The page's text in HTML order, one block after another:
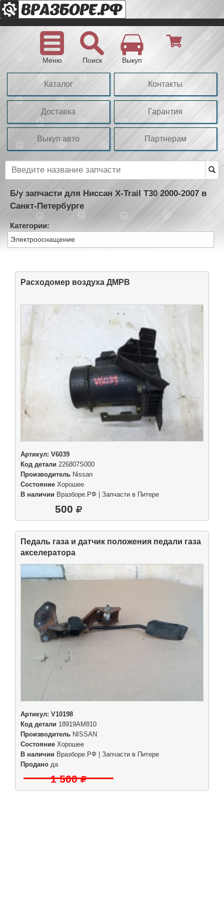
Меню Поиск Выкуп
Каталог Контакты
Доставка Гарантия
Выкуп авто Партнерам
Б/у запчасти для Ниссан X-Trail T30 2000-2007 в
Санкт-Петербурге
Категории:
Электрооснащение
Расходомер воздуха ДМРВ
Артикул: V6039
Код детали 226807S000
Производитель Nissan
Состояние Хорошее
В наличии Вразборе.РФ | Запчасти в Питере
500
Педаль газа и датчик положения педали газа
акселератора
Артикул: V10198
Код детали 18919AM810
Производитель NISSAN
Состояние Хорошее
В наличии Вразборе.РФ | Запчасти в Питере
Продано да
1 500